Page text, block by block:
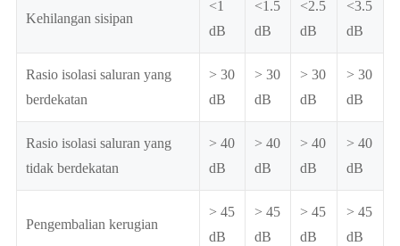
Kehilangan sisipan
<1
dB
<1.5
dB
<2.5
dB
<3.5
dB
Rasio isolasi saluran yang
berdekatan
> 30
dB
> 30
dB
> 30
dB
> 30
dB
Rasio isolasi saluran yang
tidak berdekatan
> 40
dB
> 40
dB
> 40
dB
> 40
dB
Pengembalian kerugian
> 45
dB
> 45
dB
> 45
dB
> 45
dB